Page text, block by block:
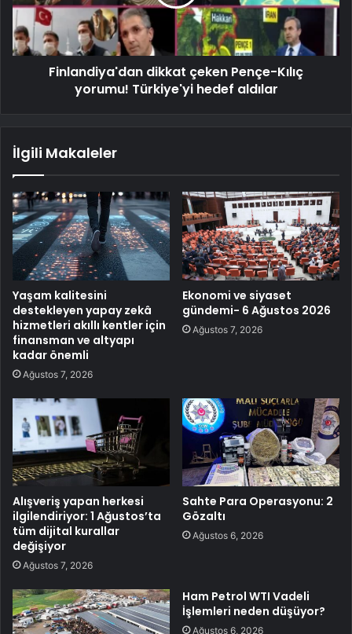
Finlandiya'dan dikkat çeken Pençe-Kılıç
yorumu! Türkiye'yi hedef aldılar
İlgili Makaleler
Yaşam kalitesini
destekleyen yapay zekâ
hizmetleri akıllı kentler için
finansman ve altyapı
kadar önemli
Ağustos 7, 2026
Ekonomi ve siyaset
gündemi- 6 Ağustos 2026
Ağustos 7, 2026
Alışveriş yapan herkesi
ilgilendiriyor: 1 Ağustos’ta
tüm dijital kurallar
değişiyor
Ağustos 7, 2026
Sahte Para Operasyonu: 2
Gözaltı
Ağustos 6, 2026
Ham Petrol WTI Vadeli
İşlemleri neden düşüyor?
Ağustos 6, 2026